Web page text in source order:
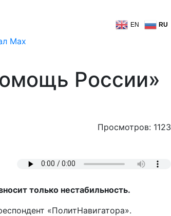
EN RU
России»
Просмотров: 1123
только нестабильность.
«ПолитНавигатора».